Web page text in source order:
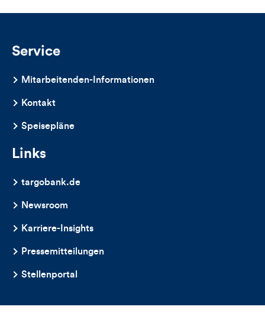
Service
Mitarbeitenden-Informationen
Kontakt
Speisepläne
Links
targobank.de
Newsroom
Karriere-Insights
Pressemitteilungen
Stellenportal